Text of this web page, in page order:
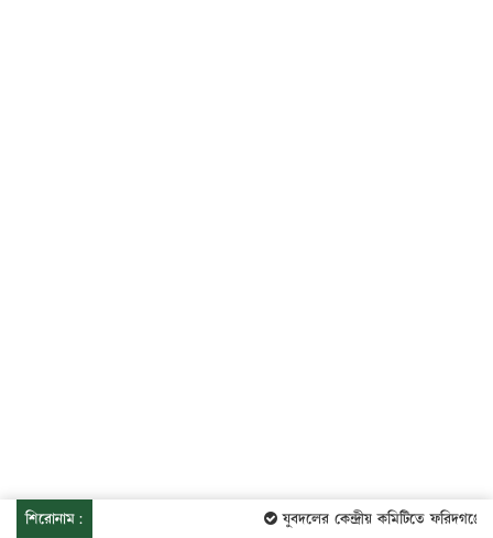
শিরোনাম: যুবদলের কেন্দ্রীয় কমিটিতে ফরিদগঞ্জের